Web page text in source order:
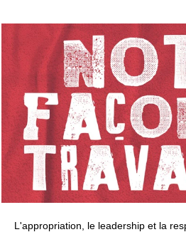
déterminés à
décarboniser notre
secteur d'ici 2050,
avec des initiatives
comprenant des
carburants
alternatifs, des
innovations de
produits et des
améliorations de
l'efficacité
énergétique.
L'appropriation, le leadership et la